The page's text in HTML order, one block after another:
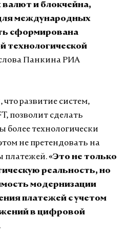
и блокчейна,
международных
сформирована
технологической
Панкина РИА
развитие систем,
позволит сделать
технологически
не претендовать на
платежей.«Это не только
реальность, но
модернизации
платежей с учетом
в цифровой